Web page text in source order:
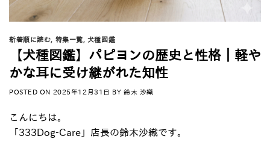
新着順に読む 特集一覧 犬種図鑑
【犬種図鑑】パピヨンの歴史と性格｜軽や
かな耳に受け継がれた知性
POSTED ON 2025年12月31日 BY鈴木 沙織
こんにちは。
「333Dog-Care」店長の鈴木沙織です。